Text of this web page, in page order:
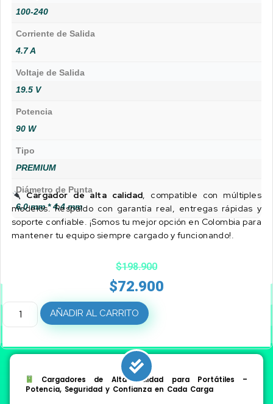
100-240
Corriente de Salida
4.7 A
Voltaje de Salida
19.5 V
Potencia
90 W
Tipo
PREMIUM
Diámetro de Punta
6.0 mm * 4.4 mm
Cargador de alta calidad, compatible con múltiples
modelos. Respaldo con garantía real, entregas rápidas y
soporte confiable. ¡Somos tu mejor opción en Colombia para
mantener tu equipo siempre cargado y funcionando!.
$198.900
$72.900
AÑADIR AL CARRITO
Cargadores de Alta Calidad para Portátiles –
Potencia, Seguridad y Confianza en Cada Carga